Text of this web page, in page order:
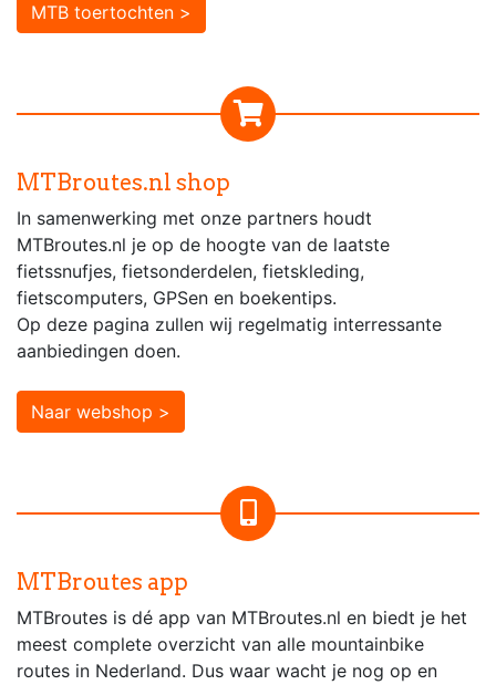
MTB toertochten >
MTBroutes.nl shop
In samenwerking met onze partners houdt
MTBroutes.nl je op de hoogte van de laatste
fietssnufjes, fietsonderdelen, fietskleding,
fietscomputers, GPSen en boekentips.
Op deze pagina zullen wij regelmatig interressante
aanbiedingen doen.
Naar webshop >
MTBroutes app
MTBroutes is dé app van MTBroutes.nl en biedt je het
meest complete overzicht van alle mountainbike
routes in Nederland. Dus waar wacht je nog op en